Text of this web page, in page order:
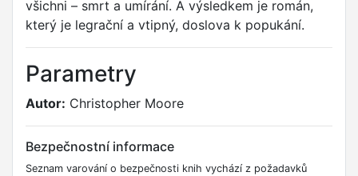
všichni – smrt a umírání. A výsledkem je román,
který je legrační a vtipný, doslova k popukání.
Parametry
Autor: Christopher Moore
Bezpečnostní informace
Seznam varování o bezpečnosti knih vychází z požadavků